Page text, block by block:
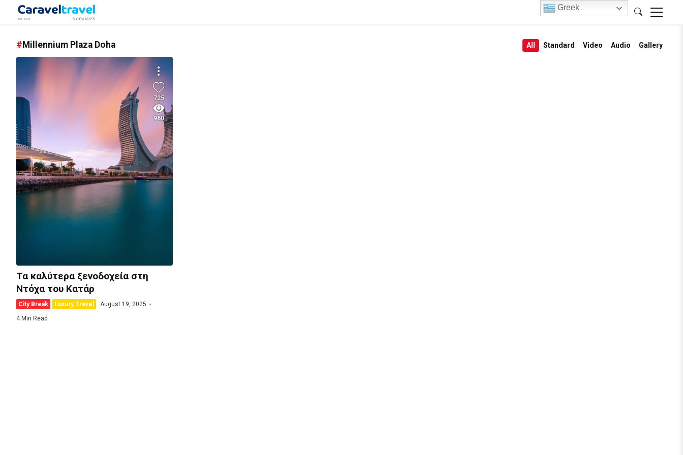
Millennium Plaza Doha All Standard Video Audio Gallery
725
960
Τα καλύτερα ξενοδοχεία στη
Ντόχα του Κατάρ
City Break Luxury Travel
August 19, 2025
4 Min Read
Greek